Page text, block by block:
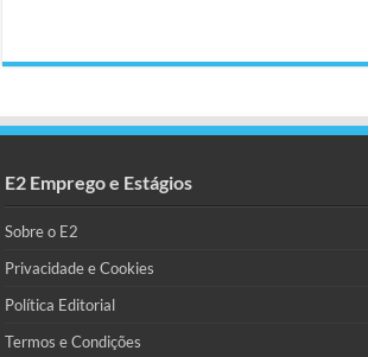
E2 Emprego e Estágios
Sobre o E2
Privacidade e Cookies
Política Editorial
Termos e Condições